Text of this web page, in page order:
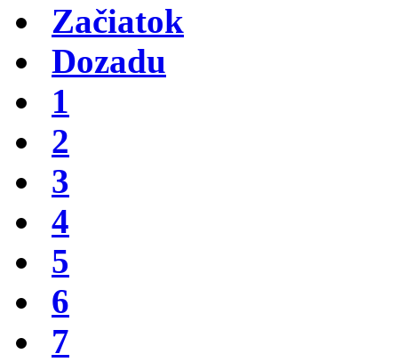
Začiatok
Dozadu
1
2
3
4
5
6
7